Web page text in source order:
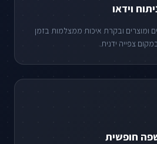
וידאו
ומוצרים ובקרת איכות ממצלמות בזמן
צפייה ידנית.
חופשית